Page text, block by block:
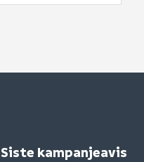
Siste kampanjeavis